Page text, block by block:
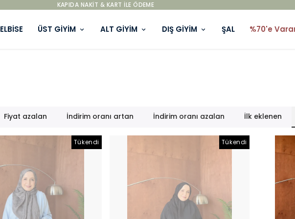
KAPIDA NAKIT & KART ILE ÖDEME
ELBİSE ÜST GİYİM ALT GİYİM DIŞ GİYİM ŞAL %70'e
Fiyat azalan İndirim oranı artan İndirim oranı azalan İlk eklenen
Tükendi Tükendi